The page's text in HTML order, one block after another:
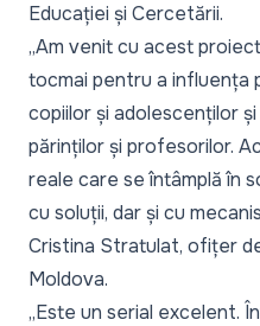
Educației și Cercetării.
„Am venit cu acest
tocmai pentru a influența
copiilor și adolescenților și
părinților și profesorilor.
reale care se întâmplă în
cu soluții, dar și cu
Cristina Stratulat, ofițer
Moldova.
„Este un serial excelent.